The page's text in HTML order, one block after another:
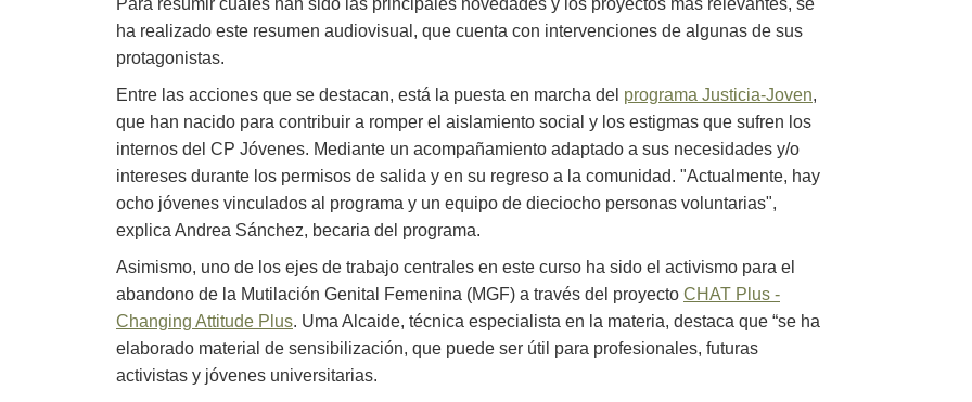
Para resumir cuáles han sido las principales novedades y los proyectos más relevantes, se
ha realizado este resumen audiovisual, que cuenta con intervenciones de algunas de sus
protagonistas.
Entre las acciones que se destacan, está la puesta en marcha del programa Justicia-Joven,
que han nacido para contribuir a romper el aislamiento social y los estigmas que sufren los
internos del CP Jóvenes. Mediante un acompañamiento adaptado a sus necesidades y/o
intereses durante los permisos de salida y en su regreso a la comunidad. "Actualmente, hay
ocho jóvenes vinculados al programa y un equipo de dieciocho personas voluntarias",
explica Andrea Sánchez, becaria del programa.
Asimismo, uno de los ejes de trabajo centrales en este curso ha sido el activismo para el
abandono de la Mutilación Genital Femenina (MGF) a través del proyecto CHAT Plus -
Changing Attitude Plus. Uma Alcaide, técnica especialista en la materia, destaca que “se ha
elaborado material de sensibilización, que puede ser útil para profesionales, futuras
activistas y jóvenes universitarias.